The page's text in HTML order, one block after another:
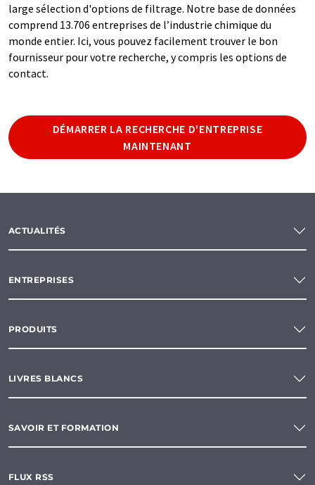
large sélection d'options de filtrage. Notre base de données
comprend 13.706 entreprises de l’industrie chimique du
monde entier. Ici, vous pouvez facilement trouver le bon
fournisseur pour votre recherche, y compris les options de
contact.
DÉMARRER LA RECHERCHE D'ENTREPRISE
MAINTENANT
ACTUALITÉS
ENTREPRISES
PRODUITS
LIVRES BLANCS
SAVOIR ET FORMATION
FLUX RSS